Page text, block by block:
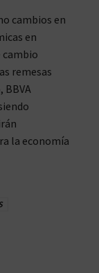
cambios en
en
cambio
remesas
BBVA
la economía